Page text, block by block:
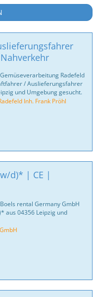
Radefeld
/ Auslieferungsfahrer
und Umgebung gesucht.
Inh. Frank Pröhl
d)* | CE |
rental Germany GmbH
aus 04356 Leipzig und